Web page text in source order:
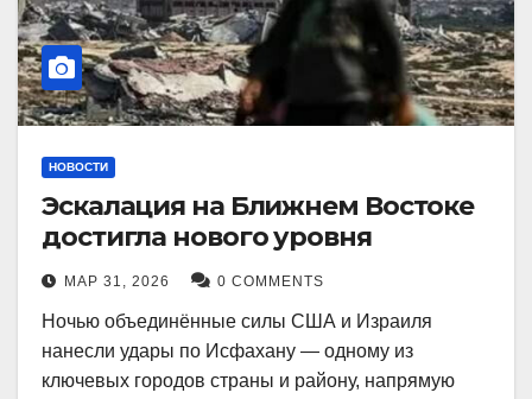
НОВОСТИ
Эскалация на Ближнем Востоке
достигла нового уровня
МАР 31, 2026 0 COMMENTS
Ночью объединённые силы США и Израиля
нанесли удары по Исфахану — одному из
ключевых городов страны и району, напрямую